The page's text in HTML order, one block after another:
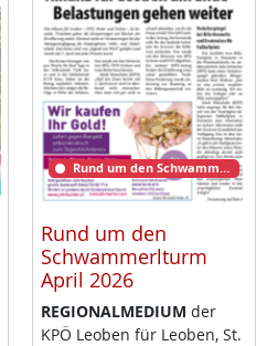
Rund um den Schwammerlturm
Rund um den
Schwammerlturm
April 2026
RE­GIO­NAL­ME­DI­UM der
KPÖ Leo­ben für Leo­ben, St.